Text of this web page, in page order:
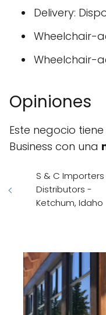
Delivery:
Wheelchair-
Wheelchair-
Opiniones
Este negocio tiene
Business con una
S & C
Distributors -
Ketchum, Idaho